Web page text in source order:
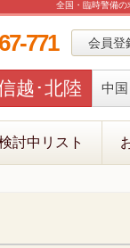
全国・臨時警備の
会員登
771
越･北陸 中
討中リスト